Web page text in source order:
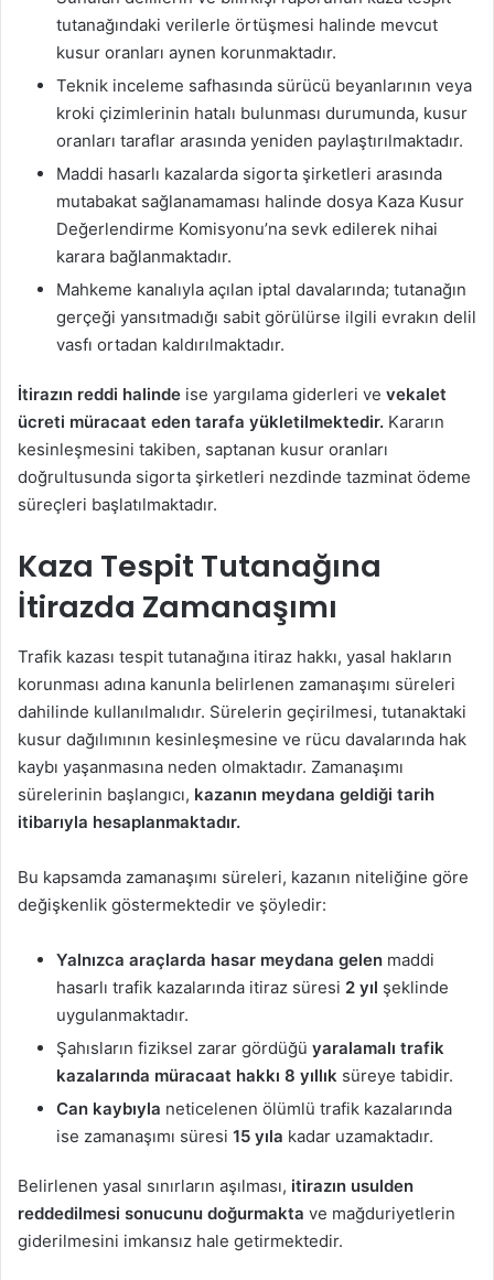
tutanağındaki verilerle örtüşmesi halinde mevcut
kusur oranları aynen korunmaktadır.
Teknik inceleme safhasında sürücü beyanlarının veya
kroki çizimlerinin hatalı bulunması durumunda, kusur
oranları taraflar arasında yeniden paylaştırılmaktadır.
Maddi hasarlı kazalarda sigorta şirketleri arasında
mutabakat sağlanamaması halinde dosya Kaza Kusur
Değerlendirme Komisyonu’na sevk edilerek nihai
karara bağlanmaktadır.
Mahkeme kanalıyla açılan iptal davalarında; tutanağın
gerçeği yansıtmadığı sabit görülürse ilgili evrakın delil
vasfı ortadan kaldırılmaktadır.
İtirazın reddi halinde ise yargılama giderleri ve vekalet
ücreti müracaat eden tarafa yükletilmektedir. Kararın
kesinleşmesini takiben, saptanan kusur oranları
doğrultusunda sigorta şirketleri nezdinde tazminat ödeme
süreçleri başlatılmaktadır.
Kaza Tespit Tutanağına
İtirazda Zamanaşımı
Trafik kazası tespit tutanağına itiraz hakkı, yasal hakların
korunması adına kanunla belirlenen zamanaşımı süreleri
dahilinde kullanılmalıdır. Sürelerin geçirilmesi, tutanaktaki
kusur dağılımının kesinleşmesine ve rücu davalarında hak
kaybı yaşanmasına neden olmaktadır. Zamanaşımı
sürelerinin başlangıcı, kazanın meydana geldiği tarih
itibarıyla hesaplanmaktadır.
Bu kapsamda zamanaşımı süreleri, kazanın niteliğine göre
değişkenlik göstermektedir ve şöyledir:
Yalnızca araçlarda hasar meydana gelen maddi
hasarlı trafik kazalarında itiraz süresi 2 yıl şeklinde
uygulanmaktadır.
Şahısların fiziksel zarar gördüğü yaralamalı trafik
kazalarında müracaat hakkı 8 yıllık süreye tabidir.
Can kaybıyla neticelenen ölümlü trafik kazalarında
ise zamanaşımı süresi 15 yıla kadar uzamaktadır.
Belirlenen yasal sınırların aşılması, itirazın usulden
reddedilmesi sonucunu doğurmakta ve mağduriyetlerin
giderilmesini imkansız hale getirmektedir.